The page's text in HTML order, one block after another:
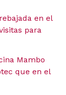
en el
para
Mambo
que en el